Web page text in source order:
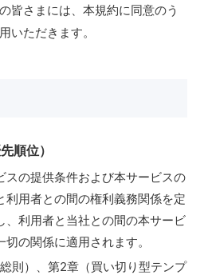
皆さまには、本規約に同意のう
いただきます。
順位）
スの提供条件および本サービスの
利用者との間の権利義務関係を定
、利用者と当社との間の本サービ
の関係に適用されます。
則）、第2章（買い切り型テンプ